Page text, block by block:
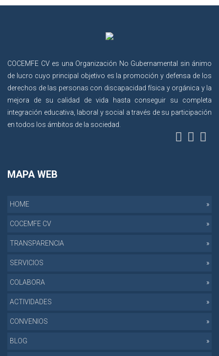
COCEMFE CV es una Organización No Gubernamental sin ánimo
de lucro cuyo principal objetivo es la promoción y defensa de los
derechos de las personas con discapacidad física y orgánica y la
mejora de su calidad de vida hasta conseguir su completa
integración educativa, laboral y social a través de su participación
en todos los ámbitos de la sociedad.
MAPA WEB
HOME
COCEMFE CV
TRANSPARENCIA
SERVICIOS
COLABORA
ACTIVIDADES
CONVENIOS
BLOG